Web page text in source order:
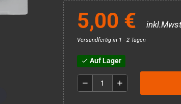
5,00 €
Versandfertig in 1 - 2 Tagen
check Auf Lager
remove add